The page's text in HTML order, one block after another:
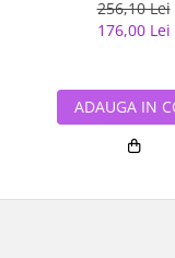
256,10 Lei
176,00 Lei
ADAUGA IN